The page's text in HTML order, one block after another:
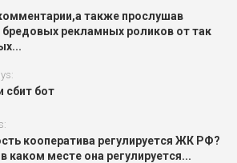
также прослушав
бредовых рекламных роликов от так
сбит бот
кооператива регулируется ЖК РФ?
каком месте она регулируется...